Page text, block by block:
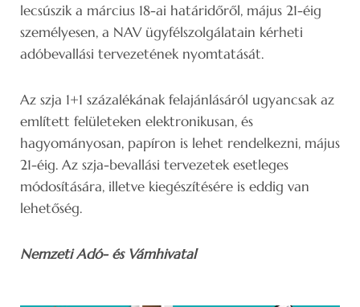
lecsúszik a március 18-ai határidőről, május 21-éig
személyesen, a NAV ügyfélszolgálatain kérheti
adóbevallási tervezetének nyomtatását.
Az szja 1+1 százalékának felajánlásáról ugyancsak az
említett felületeken elektronikusan, és
hagyományosan, papíron is lehet rendelkezni, május
21-éig. Az szja-bevallási tervezetek esetleges
módosítására, illetve kiegészítésére is eddig van
lehetőség.
Nemzeti Adó- és Vámhivatal